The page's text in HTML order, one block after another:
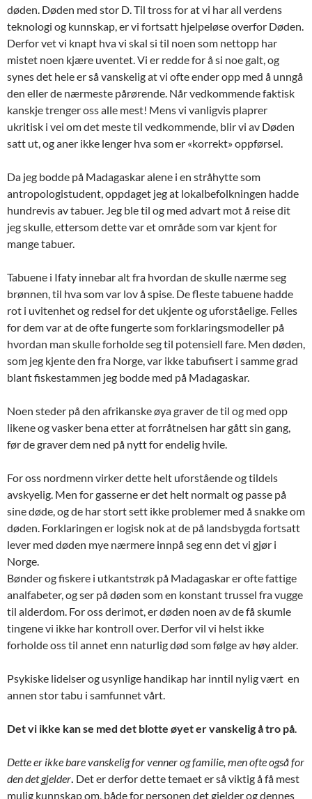
døden. Døden med stor D. Til tross for at vi har all verdens
teknologi og kunnskap, er vi fortsatt hjelpeløse overfor Døden.
Derfor vet vi knapt hva vi skal si til noen som nettopp har
mistet noen kjære uventet. Vi er redde for å si noe galt, og
synes det hele er så vanskelig at vi ofte ender opp med å unngå
den eller de nærmeste pårørende. Når vedkommende faktisk
kanskje trenger oss alle mest! Mens vi vanligvis plaprer
ukritisk i vei om det meste til vedkommende, blir vi av Døden
satt ut, og aner ikke lenger hva som er «korrekt» oppførsel.
Da jeg bodde på Madagaskar alene i en stråhytte som
antropologistudent, oppdaget jeg at lokalbefolkningen hadde
hundrevis av tabuer. Jeg ble til og med advart mot å reise dit
jeg skulle, ettersom dette var et område som var kjent for
mange tabuer.
Tabuene i Ifaty innebar alt fra hvordan de skulle nærme seg
brønnen, til hva som var lov å spise. De fleste tabuene hadde
rot i uvitenhet og redsel for det ukjente og uforståelige. Felles
for dem var at de ofte fungerte som forklaringsmodeller på
hvordan man skulle forholde seg til potensiell fare. Men døden,
som jeg kjente den fra Norge, var ikke tabufisert i samme grad
blant fiskestammen jeg bodde med på Madagaskar.
Noen steder på den afrikanske øya graver de til og med opp
likene og vasker bena etter at forråtnelsen har gått sin gang,
før de graver dem ned på nytt for endelig hvile.
For oss nordmenn virker dette helt uforstående og tildels
avskyelig. Men for gasserne er det helt normalt og passe på
sine døde, og de har stort sett ikke problemer med å snakke om
døden. Forklaringen er logisk nok at de på landsbygda fortsatt
lever med døden mye nærmere innpå seg enn det vi gjør i
Norge.
Bønder og fiskere i utkantstrøk på Madagaskar er ofte fattige
analfabeter, og ser på døden som en konstant trussel fra vugge
til alderdom. For oss derimot, er døden noen av de få skumle
tingene vi ikke har kontroll over. Derfor vil vi helst ikke
forholde oss til annet enn naturlig død som følge av høy alder.
Psykiske lidelser og usynlige handikap har inntil nylig vært en
annen stor tabu i samfunnet vårt.
Det vi ikke kan se med det blotte øyet er vanskelig å tro på.
Dette er ikke bare vanskelig for venner og familie, men ofte også for
den det gjelder. Det er derfor dette temaet er så viktig å få mest
mulig kunnskap om, både for personen det gjelder og dennes